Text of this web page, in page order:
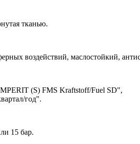
тканью.
воздействий, маслостойкий,
(S) FMS Kraftstoff/Fuel SD",
год".
15 бар.